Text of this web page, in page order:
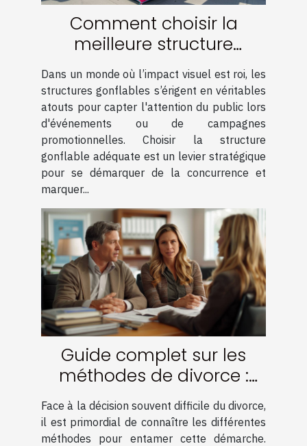
Comment choisir la
meilleure structure
gonflable pour maximiser
votre visibilité
Dans un monde où l’impact visuel est roi, les
structures gonflables s’érigent en véritables
atouts pour capter l'attention du public lors
d'événements ou de campagnes
promotionnelles. Choisir la structure
gonflable adéquate est un levier stratégique
pour se démarquer de la concurrence et
marquer...
Guide complet sur les
méthodes de divorce :
amiable, médiation et
contentieux
Face à la décision souvent difficile du divorce,
il est primordial de connaître les différentes
méthodes pour entamer cette démarche.